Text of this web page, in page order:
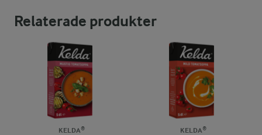
Relaterade produkter
KELDA® KELDA®